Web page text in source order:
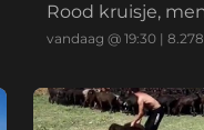
Rood kruisje,
normaal, ambu
vandaag @ 19:30 |8.278